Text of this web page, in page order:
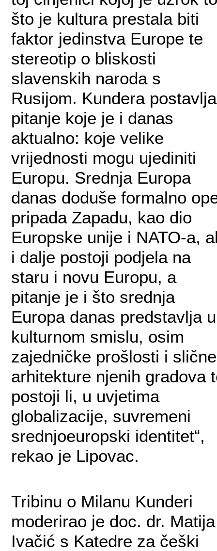
što je kultura prestala biti
faktor jedinstva Europe te
stereotip o bliskosti
slavenskih naroda s
Rusijom. Kundera postavlja
pitanje koje je i danas
aktualno: koje velike
vrijednosti mogu ujediniti
Europu. Srednja Europa
danas doduše formalno
pripada Zapadu, kao dio
Europske unije i NATO-a,
i dalje postoji podjela na
staru i novu Europu, a
pitanje je i što srednja
Europa danas predstavlja u
kulturnom smislu, osim
zajedničke prošlosti i slične
arhitekture njenih gradova
postoji li, u uvjetima
globalizacije, suvremeni
srednjoeuropski identitet“,
rekao je Lipovac.
Tribinu o Milanu Kunderi
moderirao je doc. dr. Matija
Ivačić s Katedre za češki